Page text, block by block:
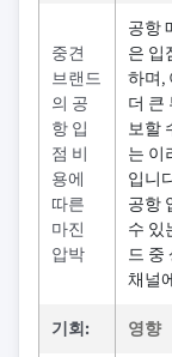
중견
브랜드
의 공
항 입
점 비
용에
따른
마진
압박
공항
은 입
하며,
더 큰
보할
는 이
입니
공항
수 있
드 중
채널
기회: 영향